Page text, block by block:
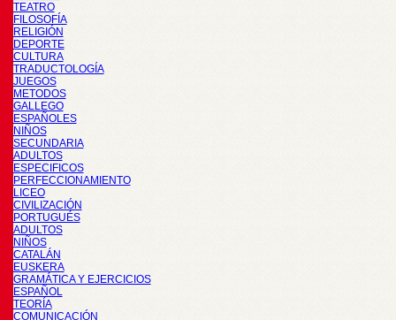
TEATRO
FILOSOFÍA
RELIGIÓN
DEPORTE
CULTURA
TRADUCTOLOGÍA
JUEGOS
METODOS
GALLEGO
ESPAÑOLES
NIÑOS
SECUNDARIA
ADULTOS
ESPECIFICOS
PERFECCIONAMIENTO
LICEO
CIVILIZACIÓN
PORTUGUÉS
ADULTOS
NIÑOS
CATALÁN
EUSKERA
GRAMÁTICA Y EJERCICIOS
ESPAÑOL
TEORÍA
COMUNICACIÓN